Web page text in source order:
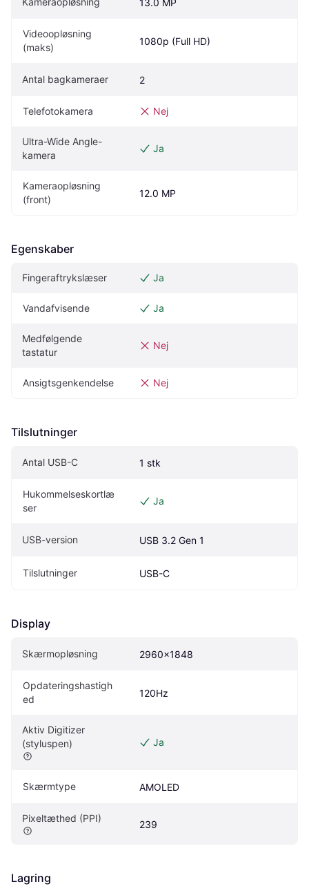
13.0 MP
Videoopløsning
(maks)
1080p (Full HD)
Antal bagkameraer 2
Telefotokamera Nej
Ultra-Wide Angle-
kamera
Ja
Kameraopløsning
(front)
12.0 MP
Egenskaber
Fingeraftrykslæser Ja
Vandafvisende Ja
Medfølgende
tastatur
Nej
Ansigtsgenkendelse Nej
Tilslutninger
Antal USB-C 1 stk
Hukommelseskortlæ
ser
Ja
USB-version USB 3.2 Gen 1
Tilslutninger USB-C
Display
Skærmopløsning 2960x1848
Opdateringshastigh
ed
120Hz
Aktiv Digitizer
(styluspen)
Ja
Skærmtype AMOLED
Pixeltæthed (PPI)
239
Lagring